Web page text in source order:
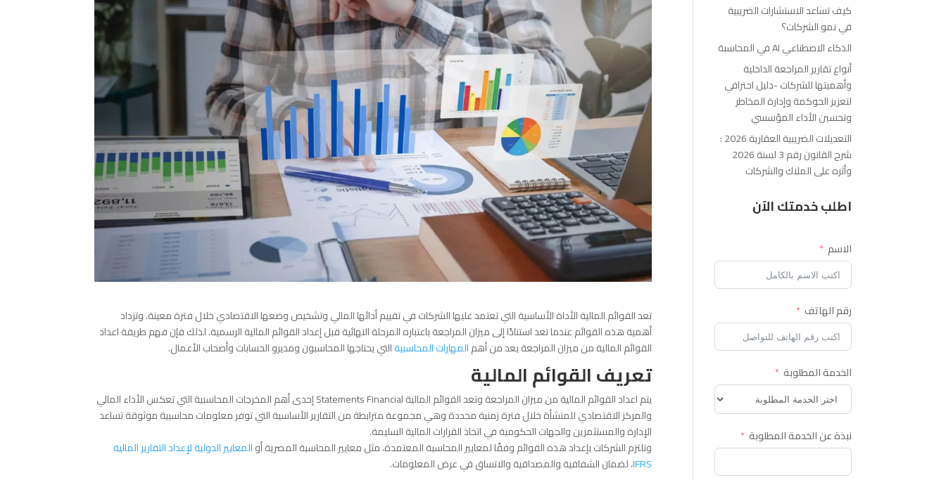
تعد القوائم المالية الأداة الأساسية التي تعتمد عليها الشركات في تقييم أدائها المالي وتشخيص وضعها الاقتصادي خلال فترة معينة. وتزداد
أهمية هذه القوائم عندما تعد استنادًا إلى ميزان المراجعة باعتباره المرحلة النهائية قبل إعداد القوائم المالية الرسمية. لذلك فإن فهم طريقة اعداد
القوائم المالية من ميزان المراجعة يعد من أهمالمهارات المحاسبيةالتي يحتاجها المحاسبون ومديرو الحسابات وأصحاب الأعمال.
تعريف القوائم المالية
يتم اعداد القوائم المالية من ميزان المراجعة وتعد القوائم المالية Statements Financial إحدى أهم المخرجات المحاسبية التي تعكس الأداء المالي
والمركز الاقتصادي للمنشأة خلال فترة زمنية محددة وهي مجموعة مترابطة من التقارير الأساسية التي توفر معلومات محاسبية موثوقة تساعد
الإدارة والمستثمرين والجهات الحكومية في اتخاذ القرارات المالية السليمة.
وتلتزم الشركات بإعداد هذه القوائم وفقًا لمعايير المحاسبة المعتمدة، مثل معايير المحاسبة المصرية أوالمعايير الدولية لإعداد التقارير المالية
IFRS، لضمان الشفافية والمصداقية والاتساق في عرض المعلومات.
كيف تساعد الاستشارات الضريبية
في نمو الشركات؟
الذكاء الاصطناعي AI في المحاسبة
أنواع تقارير المراجعة الداخلية
وأهميتها للشركات -دليل احترافي
لتعزيز الحوكمة وإدارة المخاطر
وتحسين الأداء المؤسسي
التعديلات الضريبية العقارية 2026 :
شرح القانون رقم 3 لسنة 2026
وأثره على الملاك والشركات
اطلب خدمتك الآن
الاسم
رقم الهاتف
الخدمة المطلوبة
نبذة عن الخدمة المطلوبة